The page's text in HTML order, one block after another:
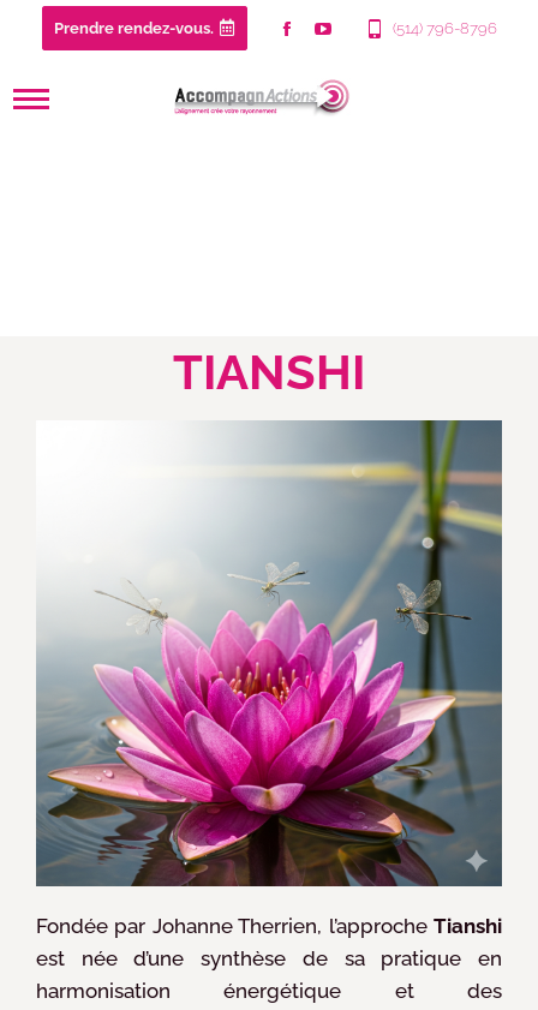
Prendre rendez-vous. (514) 796-8796
TIANSHI
Fondée par Johanne Therrien, l’approche Tianshi
est née d’une synthèse de sa pratique en
harmonisation énergétique et des